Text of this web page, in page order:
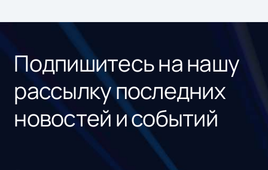
Подпишитесь на нашу
рассылку последних
новостей и событий